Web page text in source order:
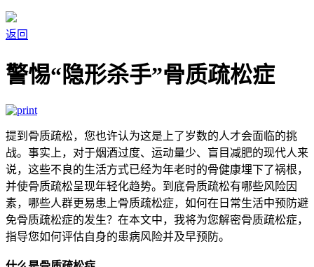
返回
警惕“隐形杀手”骨质疏松症
提到骨质疏松，您也许认为这是上了岁数的人才会面临的挑
战。事实上，对于烟酒过度、运动量少、盲目减肥的现代人来
说，这些不良的生活方式已经为年老时的骨健康埋下了祸根，
并使骨质疏松呈现年轻化趋势。到底骨质疏松有哪些风险因
素，哪些人群更易患上骨质疏松症，如何在日常生活中预防避
免骨质疏松症的发生？在本文中，我将为您解密骨质疏松症，
指导您如何评估自身的患病风险并及早预防。